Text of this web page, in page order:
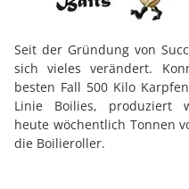
Seit der Gründung von
sich vieles verändert.
besten Fall 500 Kilo
Linie Boilies, produziert
heute wöchentlich Tonnen
die Boilieroller.